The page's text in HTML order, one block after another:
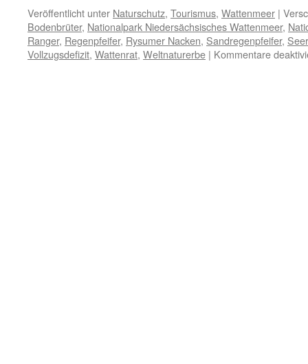
Veröffentlicht unter Naturschutz, Tourismus, Wattenmeer |
Bodenbrüter, Nationalpark Niedersächsisches Wattenmeer,
Ranger, Regenpfeifer, Rysumer Nacken, Sandregenpfeifer,
Vollzugsdefizit, Wattenrat, Weltnaturerbe | Kommentare